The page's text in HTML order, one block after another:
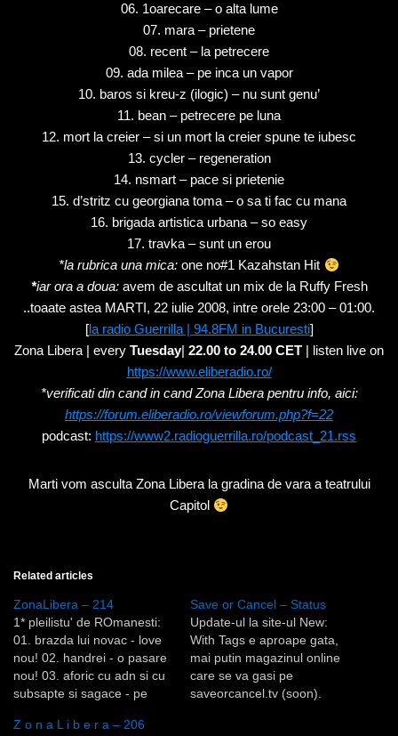
06. 1oarecare – o alta lume
07. mara – prietene
08. recent – la petrecere
09. ada milea – pe inca un vapor
10. baros si kreu-z (ilogic) – nu sunt genu’
11. bean – petrecere pe luna
12. mort la creier – si un mort la creier spune te iubesc
13. cycler – regeneration
14. nsmart – pace si prietenie
15. d’stritz cu georgiana toma – o sa ti fac cu mana
16. brigada artistica urbana – so easy
17. travka – sunt un erou
*la rubrica una mica: one no#1 Kazahstan Hit
*iar ora a doua:avem de ascultat un mix de la Ruffy Fresh
..toaate astea MARTI, 22 iulie 2008, intre orele 23:00 – 01:00.
[la radio Guerrilla | 94.8FM in Bucuresti]
Zona Libera | every Tuesday| 22.00 to 24.00 CET | listen live on
https://www.eliberadio.ro/
*verificati din cand in cand Zona Libera pentru info, aici:
https://forum.eliberadio.ro/viewforum.php?f=22
podcast: https://www2.radioguerrilla.ro/podcast_21.rss
Marti vom asculta Zona Libera la gradina de vara a teatrului
Capitol
Related articles
ZonaLibera – 214
1* pleilistu' de ROmanesti:
01. brazda lui novac - love
nou! 02. handrei - o pasare
nou! 03. aforic cu adn si cu
subsapte si sagace - pe
floriana - simte 05. nsmart -
Save or Cancel – Status
Update-ul la site-ul New:
With Tags e aproape gata,
mai putin magazinul online
care se va gasi pe
saveorcancel.tv (soon).
Z o n a L i b e r a – 206